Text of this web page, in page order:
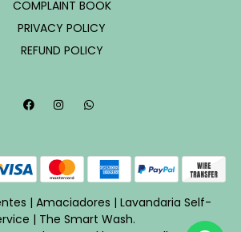
COMPLAINT BOOK
PRIVACY POLICY
REFUND POLICY
| Amaciadores | Lavandaria Self-
| The Smart Wash.